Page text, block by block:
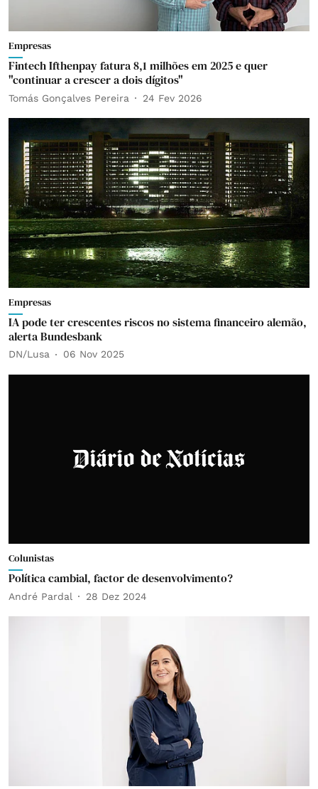
Empresas
Fintech Ifthenpay fatura 8,1 milhões em 2025 e quer
"continuar a crescer a dois dígitos"
Tomás Gonçalves Pereira 24 Fev 2026
Empresas
IA pode ter crescentes riscos no sistema financeiro alemão,
alerta Bundesbank
DN/Lusa 06 Nov 2025
Colunistas
Política cambial, factor de desenvolvimento?
André Pardal 28 Dez 2024